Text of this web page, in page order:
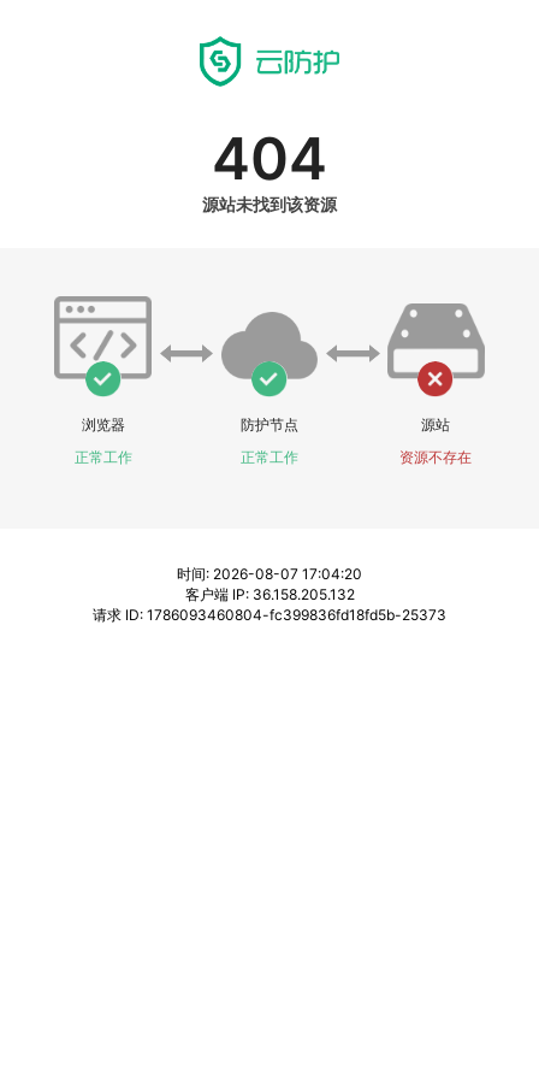
404
源站未找到该资源
浏览器
正常工作
防护节点
正常工作
源站
资源不存在
时间: 2026-08-07 17:04:20
客户端 IP: 36.158.205.132
请求 ID: 1786093460804-fc399836fd18fd5b-25373